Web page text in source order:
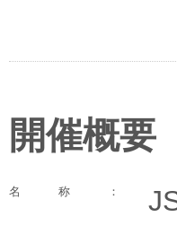
開催概要
名称 ：